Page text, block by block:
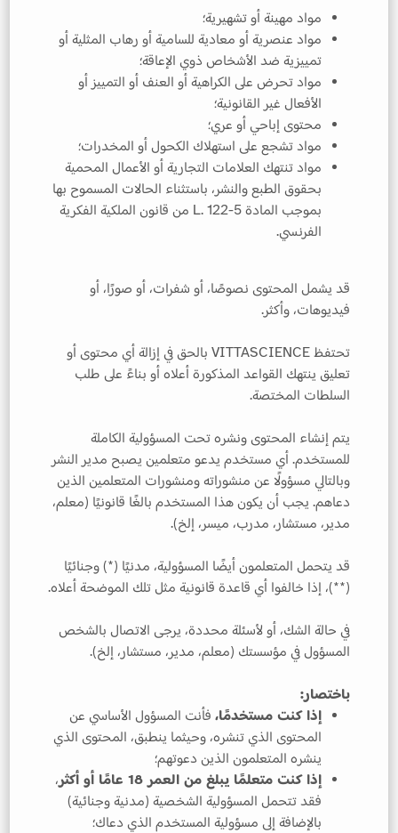
مواد مهينة أو تشهيرية؛
مواد عنصرية أو معادية للسامية أو رهاب المثلية أو
تمييزية ضد الأشخاص ذوي الإعاقة؛
مواد تحرض على الكراهية أو العنف أو التمييز أو
الأفعال غير القانونية؛
محتوى إباحي أو عري؛
مواد تشجع على استهلاك الكحول أو المخدرات؛
مواد تنتهك العلامات التجارية أو الأعمال المحمية
بحقوق الطبع والنشر، باستثناء الحالات المسموح بها
بموجب المادة L. 122-5 من قانون الملكية الفكرية
الفرنسي.
قد يشمل المحتوى نصوصًا، أو شفرات، أو صورًا، أو
فيديوهات، وأكثر.
تحتفظ VITTASCIENCE بالحق في إزالة أي محتوى أو
تعليق ينتهك القواعد المذكورة أعلاه أو بناءً على طلب
السلطات المختصة.
يتم إنشاء المحتوى ونشره تحت المسؤولية الكاملة
للمستخدم. أي مستخدم يدعو متعلمين يصبح مدير النشر
وبالتالي مسؤولًا عن منشوراته ومنشورات المتعلمين الذين
دعاهم. يجب أن يكون هذا المستخدم بالغًا قانونيًا (معلم،
مدير، مستشار، مدرب، ميسر، إلخ).
قد يتحمل المتعلمون أيضًا المسؤولية، مدنيًا (*) وجنائيًا
(**)، إذا خالفوا أي قاعدة قانونية مثل تلك الموضحة أعلاه.
في حالة الشك، أو لأسئلة محددة، يرجى الاتصال بالشخص
المسؤول في مؤسستك (معلم، مدير، مستشار، إلخ).
باختصار:
إذا كنت مستخدمًا،فأنت المسؤول الأساسي عن
المحتوى الذي تنشره، وحيثما ينطبق، المحتوى الذي
ينشره المتعلمون الذين دعوتهم؛
إذا كنت متعلمًا يبلغ من العمر 18 عامًا أو أكثر
،
فقد تتحمل المسؤولية الشخصية (مدنية وجنائية)
بالإضافة إلى مسؤولية المستخدم الذي دعاك؛